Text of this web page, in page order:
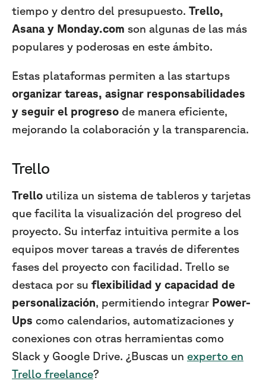
tiempo y dentro del presupuesto. Trello,
Asana y Monday.com son algunas de las más
populares y poderosas en este ámbito.
Estas plataformas permiten a las startups
organizar tareas, asignar responsabilidades
y seguir el progreso de manera eficiente,
mejorando la colaboración y la transparencia.
Trello
Trello utiliza un sistema de tableros y tarjetas
que facilita la visualización del progreso del
proyecto. Su interfaz intuitiva permite a los
equipos mover tareas a través de diferentes
fases del proyecto con facilidad. Trello se
destaca por su flexibilidad y capacidad de
personalización, permitiendo integrar Power-
Ups como calendarios, automatizaciones y
conexiones con otras herramientas como
Slack y Google Drive. ¿Buscas un experto en
Trello freelance?